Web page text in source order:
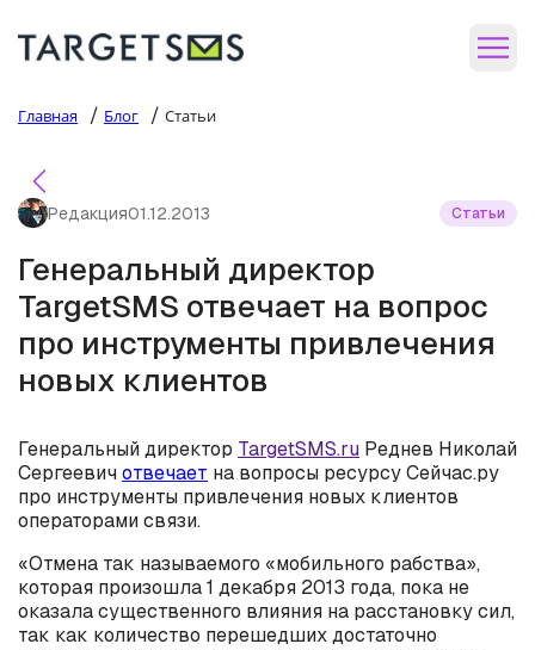
Главная / Блог / Статьи
Редакция01.12.2013 Статьи
Генеральный директор
TargetSMS отвечает на вопрос
про инструменты привлечения
новых клиентов
Генеральный директор TargetSMS.ru Реднев Николай
Сергеевичотвечает на вопросы ресурсу Сейчас.ру
про инструменты привлечения новых клиентов
операторами связи.
«Отмена так называемого «мобильного рабства»,
которая произошла 1 декабря 2013 года, пока не
оказала существенного влияния на расстановку сил,
так как количество перешедших достаточно